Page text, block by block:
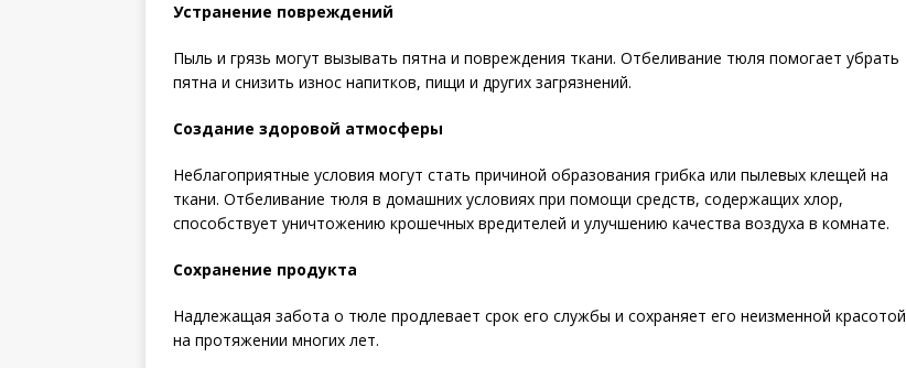
Устранение повреждений
Пыль и грязь могут вызывать пятна и повреждения ткани. Отбеливание тюля помогает убрать
пятна и снизить износ напитков, пищи и других загрязнений.
Создание здоровой атмосферы
Неблагоприятные условия могут стать причиной образования грибка или пылевых клещей на
ткани. Отбеливание тюля в домашних условиях при помощи средств, содержащих хлор,
способствует уничтожению крошечных вредителей и улучшению качества воздуха в комнате.
Сохранение продукта
Надлежащая забота о тюле продлевает срок его службы и сохраняет его неизменной красотой
на протяжении многих лет.